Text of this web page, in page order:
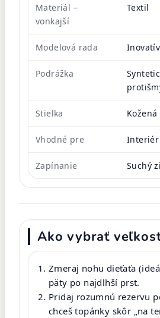
Materiál –
vonkajší
Textil
Modelová rada
Podrážka
Stielka Kožená
Vhodné pre Interiér
Zapínanie Suchý
Ako vybrať
Zmeraj nohu dieťaťa
päty po najdlhší prst.
Pridaj rozumnú rezervu
chceš topánky skôr „na